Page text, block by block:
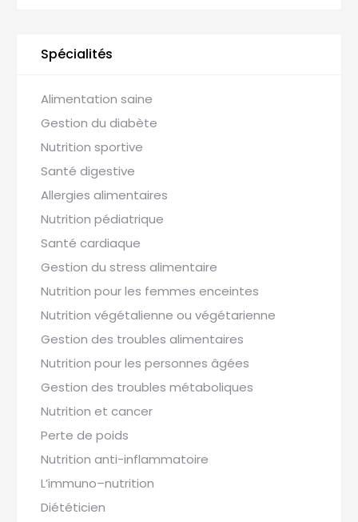
Spécialités
Alimentation saine
Gestion du diabète
Nutrition sportive
Santé digestive
Allergies alimentaires
Nutrition pédiatrique
Santé cardiaque
Gestion du stress alimentaire
Nutrition pour les femmes enceintes
Nutrition végétalienne ou végétarienne
Gestion des troubles alimentaires
Nutrition pour les personnes âgées
Gestion des troubles métaboliques
Nutrition et cancer
Perte de poids
Nutrition anti-inflammatoire
L’immuno–nutrition
Diététicien